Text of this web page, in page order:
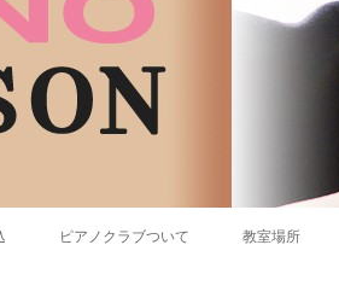
ピアノクラブついて 教室場所